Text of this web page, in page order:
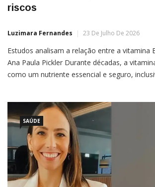
riscos
Luzimara Fernandes 23 De Julho De 2026
Estudos analisam a relação entre a vitamina
Ana Paula Pickler Durante décadas, a
como um nutriente essencial e seguro,
vitamina B12 e câncer, levantando dúvidas
SAÚDE